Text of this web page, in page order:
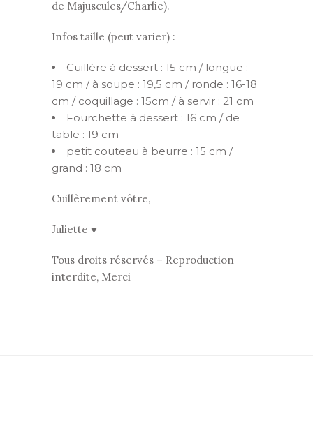
de Majuscules/Charlie).
Infos taille (peut varier) :
Cuillère à dessert : 15 cm / longue :
19 cm / à soupe : 19,5 cm / ronde : 16-18
cm / coquillage : 15cm / à servir : 21 cm
Fourchette à dessert : 16 cm / de
table : 19 cm
petit couteau à beurre : 15 cm /
grand : 18 cm
Cuillèrement vôtre,
Juliette ♥
Tous droits réservés – Reproduction
interdite, Merci